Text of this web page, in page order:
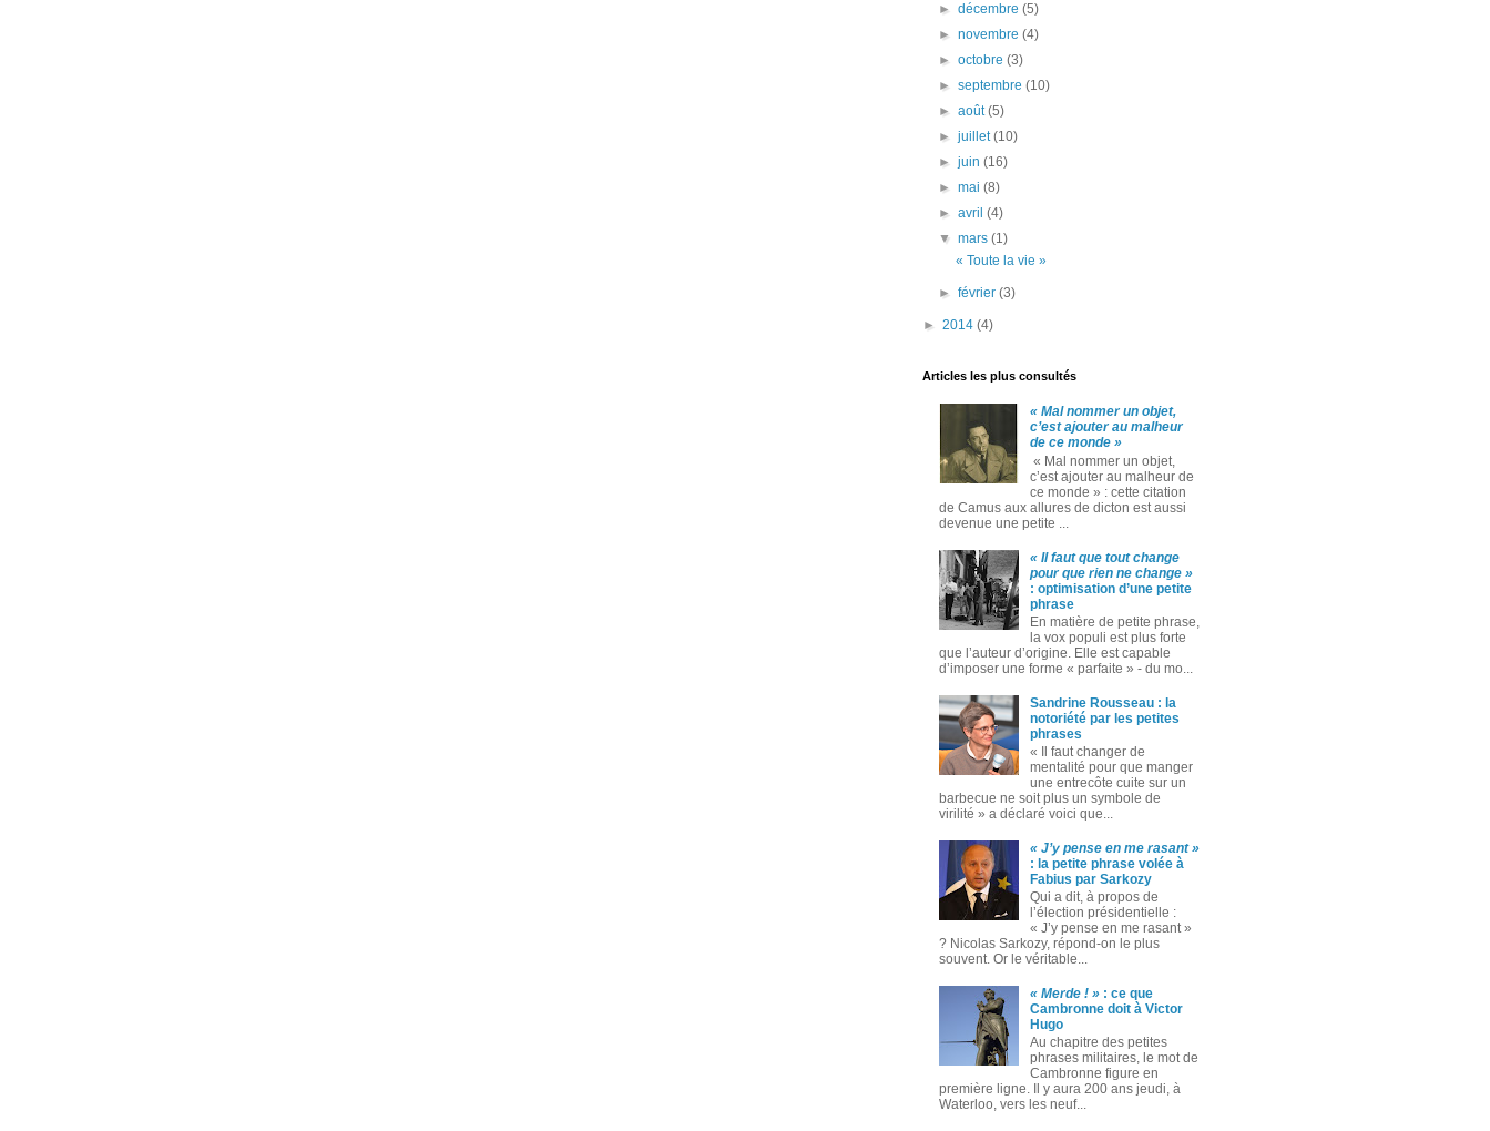
►décembre(5)
►novembre(4)
►octobre(3)
►septembre(10)
►août(5)
►juillet(10)
►juin(16)
►mai(8)
►avril(4)
▼mars(1)
« Toute la vie »
►février(3)
► 2014 (4)
Articles les plus consultés
« Mal nommer un objet,
c’est ajouter au malheur
de ce monde »
« Mal nommer un objet,
c’est ajouter au malheur de
ce monde » : cette citation
de Camus aux allures de dicton est aussi
devenue une petite ...
« Il faut que tout change
pour que rien ne change »
: optimisation d’une petite
phrase
En matière de petite phrase,
la vox populi est plus forte
que l’auteur d’origine. Elle est capable
d’imposer une forme « parfaite » ‑ du mo...
Sandrine Rousseau : la
notoriété par les petites
phrases
« Il faut changer de
mentalité pour que manger
une entrecôte cuite sur un
barbecue ne soit plus un symbole de
virilité » a déclaré voici que...
« J’y pense en me rasant »
: la petite phrase volée à
Fabius par Sarkozy
Qui a dit, à propos de
l’élection présidentielle :
« J’y pense en me rasant »
? Nicolas Sarkozy, répond-on le plus
souvent. Or le véritable...
« Merde ! »: ce que
Cambronne doit à Victor
Hugo
Au chapitre des petites
phrases militaires, le mot de
Cambronne figure en
première ligne. Il y aura 200 ans jeudi, à
Waterloo, vers les neuf...